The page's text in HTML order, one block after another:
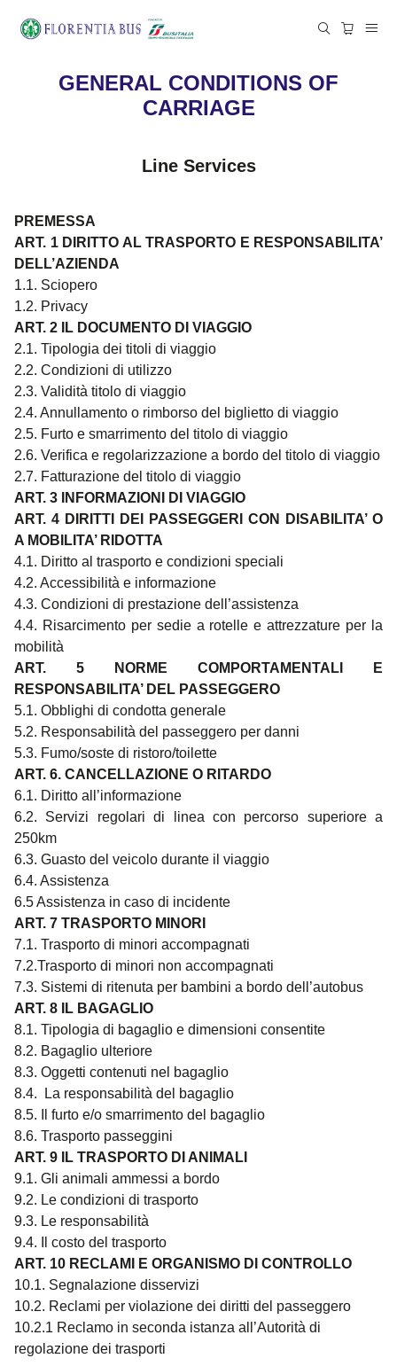
GENERAL CONDITIONS OF
CARRIAGE
Line Services
PREMESSA
ART. 1 DIRITTO AL TRASPORTO E RESPONSABILITA’
DELL’AZIENDA
1.1. Sciopero
1.2. Privacy
ART. 2 IL DOCUMENTO DI VIAGGIO
2.1. Tipologia dei titoli di viaggio
2.2. Condizioni di utilizzo
2.3. Validità titolo di viaggio
2.4. Annullamento o rimborso del biglietto di viaggio
2.5. Furto e smarrimento del titolo di viaggio
2.6. Verifica e regolarizzazione a bordo del titolo di viaggio
2.7. Fatturazione del titolo di viaggio
ART. 3 INFORMAZIONI DI VIAGGIO
ART. 4 DIRITTI DEI PASSEGGERI CON DISABILITA’ O
A MOBILITA’ RIDOTTA
4.1. Diritto al trasporto e condizioni speciali
4.2. Accessibilità e informazione
4.3. Condizioni di prestazione dell’assistenza
4.4. Risarcimento per sedie a rotelle e attrezzature per la
mobilità
ART. 5 NORME COMPORTAMENTALI E
RESPONSABILITA’ DEL PASSEGGERO
5.1. Obblighi di condotta generale
5.2. Responsabilità del passeggero per danni
5.3. Fumo/soste di ristoro/toilette
ART. 6. CANCELLAZIONE O RITARDO
6.1. Diritto all’informazione
6.2. Servizi regolari di linea con percorso superiore a
250km
6.3. Guasto del veicolo durante il viaggio
6.4. Assistenza
6.5 Assistenza in caso di incidente
ART. 7 TRASPORTO MINORI
7.1. Trasporto di minori accompagnati
7.2.Trasporto di minori non accompagnati
7.3. Sistemi di ritenuta per bambini a bordo dell’autobus
ART. 8 IL BAGAGLIO
8.1. Tipologia di bagaglio e dimensioni consentite
8.2. Bagaglio ulteriore
8.3. Oggetti contenuti nel bagaglio
8.4. La responsabilità del bagaglio
8.5. Il furto e/o smarrimento del bagaglio
8.6. Trasporto passeggini
ART. 9 IL TRASPORTO DI ANIMALI
9.1. Gli animali ammessi a bordo
9.2. Le condizioni di trasporto
9.3. Le responsabilità
9.4. Il costo del trasporto
ART. 10 RECLAMI
E ORGANISMO DI CONTROLLO
10.1. Segnalazione disservizi
10.2. Reclami per violazione dei diritti del passeggero
10.2.1 Reclamo in seconda istanza all’Autorità di
regolazione dei trasporti